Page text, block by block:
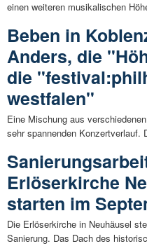
einen weiteren musikalischen
Beben in
Anders, die
die
westfalen"
Eine Mischung aus
sehr spannenden Konzertverlauf.
Erlöserkirche
starten im
Die Erlöserkirche in Neuhäusel
Sanierung. Das Dach des